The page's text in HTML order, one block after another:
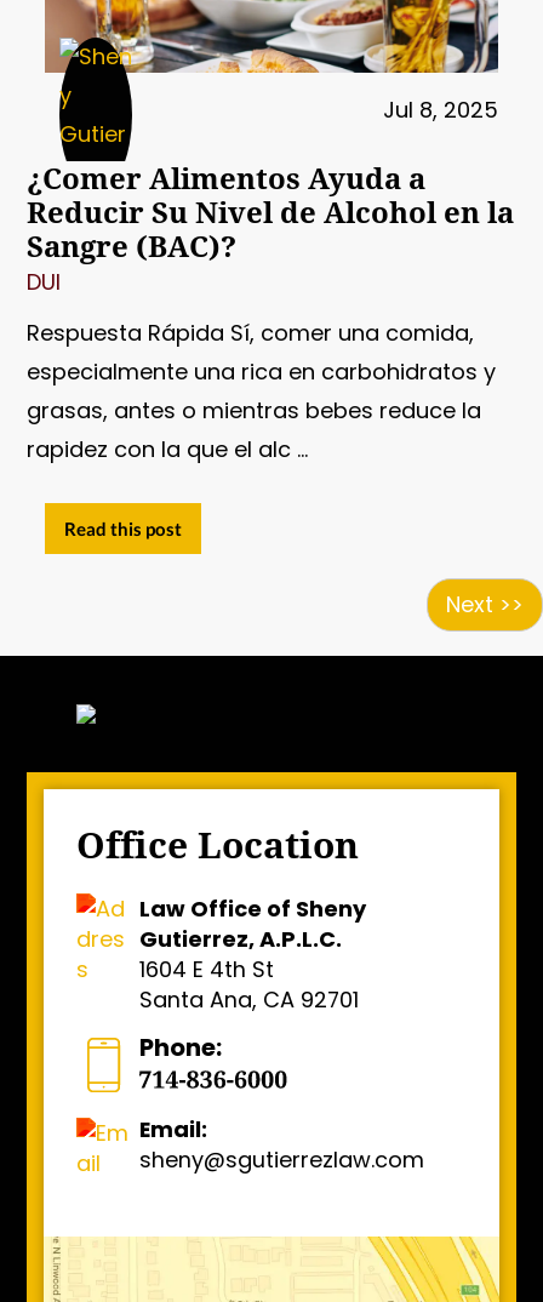
Jul 8, 2025
¿Comer Alimentos Ayuda a
Reducir Su Nivel de Alcohol en la
Sangre (BAC)?
DUI
Respuesta Rápida Sí, comer una comida,
especialmente una rica en carbohidratos y
grasas, antes o mientras bebes reduce la
rapidez con la que el alc ...
Read this post
Next >>
Office Location
Law Office of Sheny
Gutierrez, A.P.L.C.
1604 E 4th St
Santa Ana, CA 92701
Phone:
Email:
sheny@sgutierrezlaw.com